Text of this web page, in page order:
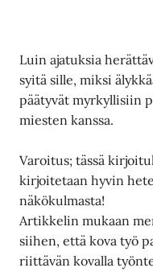
Luin ajatuksia
syitä sille, miksi
päätyvät myrkyllisiin
miesten kanssa.
Varoitus; tässä
kirjoitetaan hyvin
näkökulmasta!
Artikkelin mukaan
siihen, että kova työ
riittävän kovalla